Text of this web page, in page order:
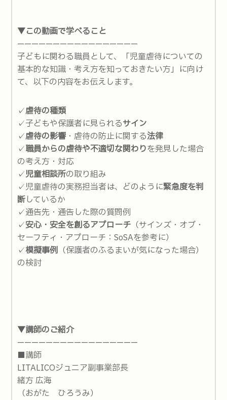
▼この動画で学べること
—————————————————
子どもに関わる職員として、「児童虐待についての
基本的な知識・考え方を知っておきたい方」に向け
て、以下の内容をお伝えします。
✓虐待の種類
✓子どもや保護者に見られるサイン
✓虐待の影響・虐待の防止に関する法律
✓職員からの虐待や不適切な関わりを発見した場合
の考え方・対応
✓児童相談所の取り組み
✓児童虐待の実務担当者は、どのように緊急度を判
断しているか
✓通告先・通告した際の質問例
✓安心・安全を創るアプローチ （サインズ・オブ・
セーフティ・アプローチ：SoSAを参考に）
✓模擬事例 （保護者のふるまいが気になった場合）
の検討
▼講師のご紹介
—————————————————
■講師
LITALICOジュニア副事業部長
緒方 広海
（おがた ひろうみ）